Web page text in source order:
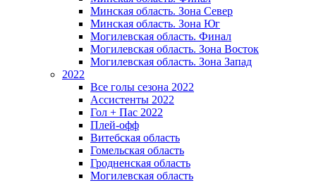
Минская область. Зона Север
Минская область. Зона Юг
Могилевская область. Финал
Могилевская область. Зона Восток
Могилевская область. Зона Запад
2022
Все голы сезона 2022
Ассистенты 2022
Гол + Пас 2022
Плей-офф
Витебская область
Гомельская область
Гродненская область
Могилевская область